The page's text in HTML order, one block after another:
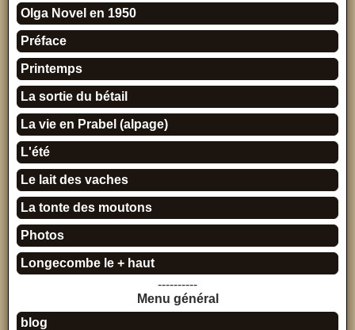
Olga Novel en 1950
Préface
Printemps
La sortie du bétail
La vie en Prabel (alpage)
L'été
Le lait des vaches
La tonte des moutons
Photos
Longecombe le + haut
----------
Menu général
blog